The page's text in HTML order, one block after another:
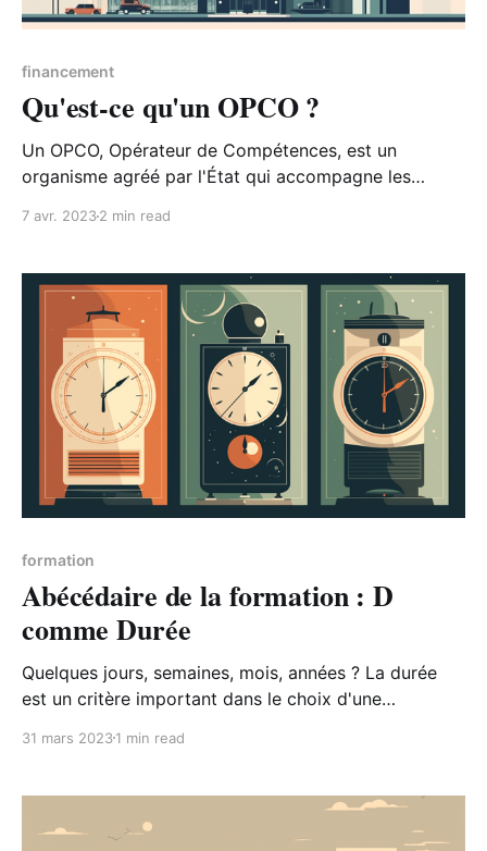
financement
Qu'est-ce qu'un OPCO ?
Un OPCO, Opérateur de Compétences, est un
organisme agréé par l'État qui accompagne les
il ?
7 avr. 20232 min read
formation
Abécédaire de la formation : D
comme Durée
Quelques jours, semaines, mois, années ? La durée
est un critère important dans le choix d'une
la formation, le temps à y consacrer mais aussi
31 mars 20231 min read